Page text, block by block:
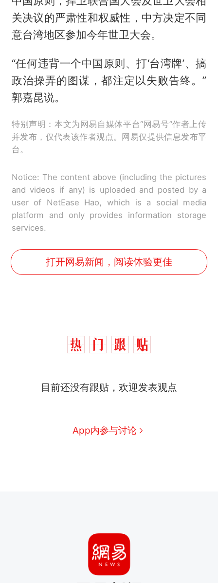
关决议的严肃性和权威性，中方决定不同
意台湾地区参加今年世卫大会。
“任何违背一个中国原则、打‘台湾牌’、搞
政治操弄的图谋，都注定以失败告终。”
郭嘉昆说。
特别声明：本文为网易自媒体平台“网易号”作者上传
并发布，仅代表该作者观点。网易仅提供信息发布平
台。
Notice: The content above (including the pictures
and videos if any) is uploaded and posted by a
user of NetEase Hao, which is a social media
platform and only provides information storage
services.
打开网易新闻，阅读体验更佳
目前还没有跟贴，欢迎发表观点
App内参与讨论